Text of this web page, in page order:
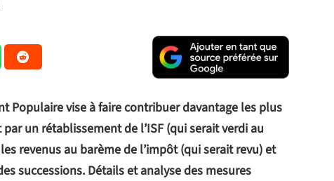
Populaire vise à faire contribuer davantage les plus
un rétablissement de l’ISF (qui serait verdi au
revenus au barème de l’impôt (qui serait revu) et
successions. Détails et analyse des mesures